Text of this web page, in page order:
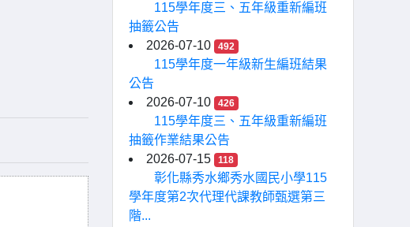
115學年度三、五年級重新編班
抽籤公告
2026-07-10
492
115學年度一年級新生編班結果
公告
2026-07-10
426
115學年度三、五年級重新編班
抽籤作業結果公告
2026-07-15
118
彰化縣秀水鄉秀水國民小學115
學年度第2次代理代課教師甄選第三
階...